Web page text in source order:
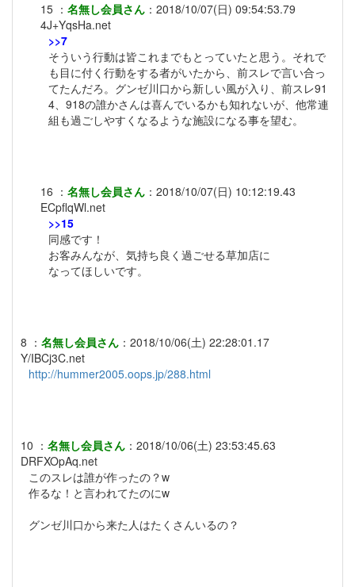
15 ： 名無し会員さん ： 2018/10/07(日) 09:54:53.79
4J+YqsHa.net
>>7
そういう行動は皆これまでもとっていたと思う。それで
も目に付く行動をする者がいたから、前スレで言い合っ
てたんだろ。グンゼ川口から新しい風が入り、前スレ91
4、918の誰かさんは喜んでいるかも知れないが、他常連
組も過ごしやすくなるような施設になる事を望む。
16 ： 名無し会員さん ： 2018/10/07(日) 10:12:19.43
ECpflqWl.net
>>15
同感です！
お客みんなが、気持ち良く過ごせる草加店に
なってほしいです。
8 ： 名無し会員さん ： 2018/10/06(土) 22:28:01.17
Y/IBCj3C.net
http://hummer2005.oops.jp/288.html
10 ： 名無し会員さん ： 2018/10/06(土) 23:53:45.63
DRFXOpAq.net
このスレは誰が作ったの？w
作るな！と言われてたのにw
グンゼ川口から来た人はたくさんいるの？